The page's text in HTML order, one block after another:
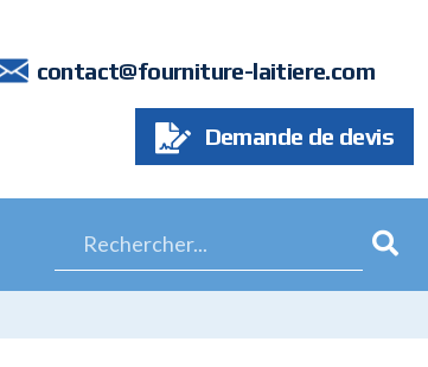
contact@fourniture-laitiere.com
Demande de devis